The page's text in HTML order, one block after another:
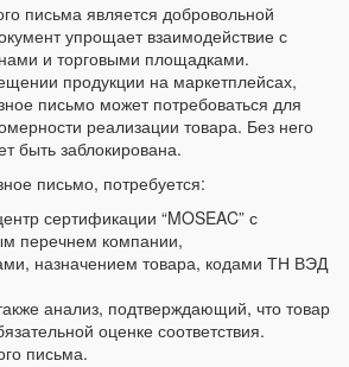
письма является добровольной
упрощает взаимодействие с
и торговыми площадками.
продукции на маркетплейсах,
письмо может потребоваться для
реализации товара. Без него
быть заблокирована.
письмо, потребуется:
сертификации “MOSEAC” с
перечнем компании,
назначением товара, кодами ТН ВЭД
анализ, подтверждающий, что товар
оценке соответствия.
письма.